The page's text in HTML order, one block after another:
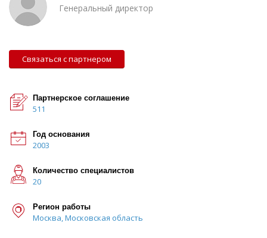
Генеральный директор
Связаться с партнером
Партнерское соглашение
511
Год основания
2003
Количество специалистов
20
Регион работы
Москва, Московская область